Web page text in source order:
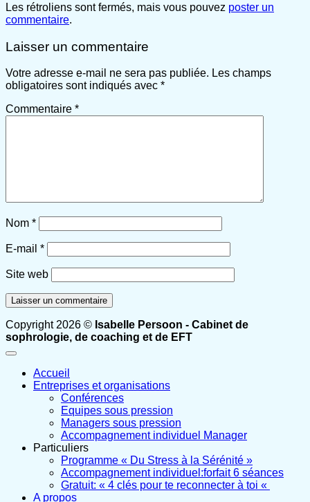
Les rétroliens sont fermés, mais vous pouvez poster un
commentaire.
Laisser un commentaire
Votre adresse e-mail ne sera pas publiée. Les champs
obligatoires sont indiqués avec *
Commentaire *
Nom *
E-mail *
Site web
Copyright 2026 © Isabelle Persoon - Cabinet de
sophrologie, de coaching et de EFT
Accueil
Entreprises et organisations
Conférences
Equipes sous pression
Managers sous pression
Accompagnement individuel Manager
Particuliers
Programme « Du Stress à la Sérénité »
Accompagnement individuel:forfait 6 séances
Gratuit: « 4 clés pour te reconnecter à toi «
A propos